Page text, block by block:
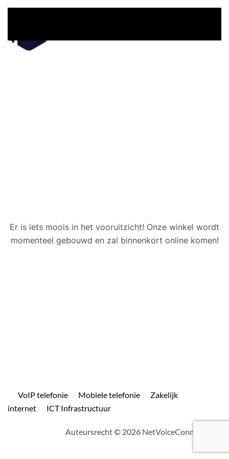
Er is iets moois in het vooruitzicht! Onze winkel wordt
momenteel gebouwd en zal binnenkort online komen!
VoIP telefonie Mobiele telefonie
Zakelijk
internet
ICT Infrastructuur
Auteursrecht © 2026 NetVoiceConnect.com